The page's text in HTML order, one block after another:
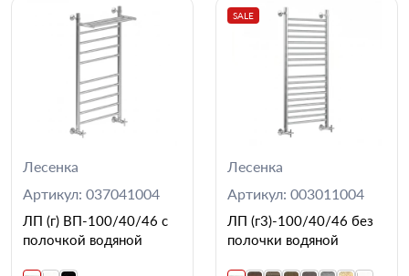
Лесенка
Артикул: 037041004
ЛП (г) ВП-100/40/46 с
полочкой водяной
SALE
Лесенка
Артикул: 003011004
ЛП (г3)-100/40/46 без
полочки водяной